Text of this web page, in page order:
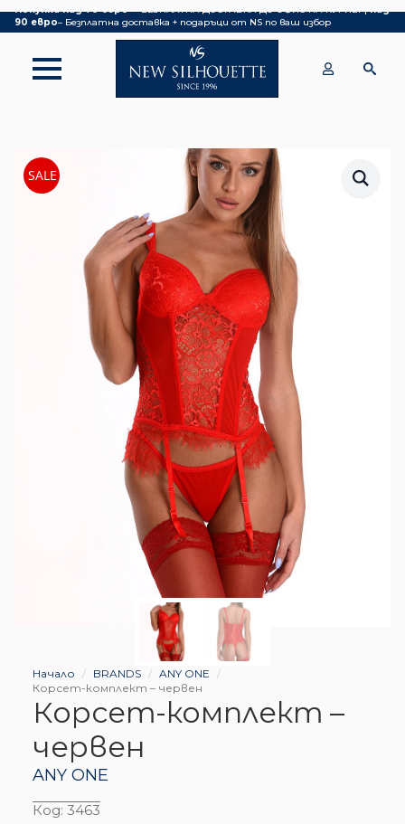
Покупка над 70 евро– БЕЗПЛАТНА ДОСТАВКА ДО ОФИС НА КУРИЕР|над
90 евро– Безплатна доставка + подаръци от NS по ваш избор
SALE
Начало BRANDS
ANY ONE
Корсет-комплект – червен
Корсет-комплект –
червен
ANY ONE
Код: 3463